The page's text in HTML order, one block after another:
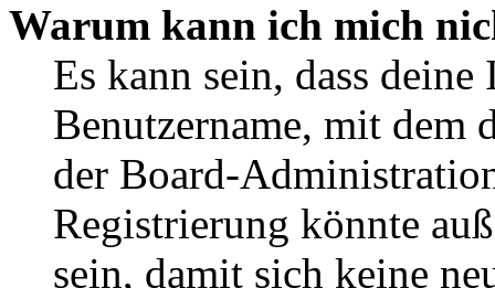
Warum kann ich mich
Es kann sein, dass
Benutzername, mit dem
der Board-
Registrierung könnte
sein, damit sich keine